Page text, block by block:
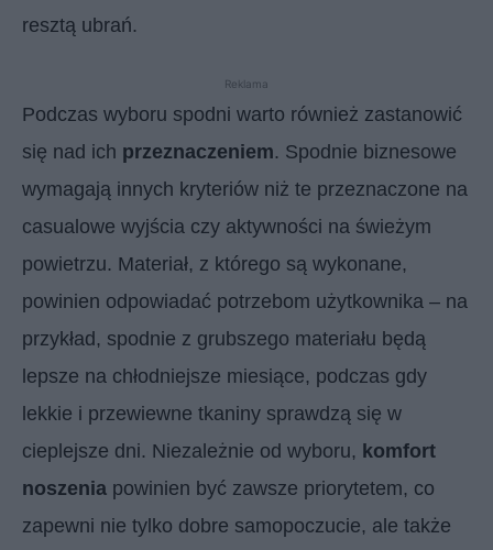
resztą ubrań.
Reklama
Podczas wyboru spodni warto również zastanowić
się nad ich przeznaczeniem. Spodnie biznesowe
wymagają innych kryteriów niż te przeznaczone na
casualowe wyjścia czy aktywności na świeżym
powietrzu. Materiał, z którego są wykonane,
powinien odpowiadać potrzebom użytkownika – na
przykład, spodnie z grubszego materiału będą
lepsze na chłodniejsze miesiące, podczas gdy
lekkie i przewiewne tkaniny sprawdzą się w
cieplejsze dni. Niezależnie od wyboru, komfort
noszenia powinien być zawsze priorytetem, co
zapewni nie tylko dobre samopoczucie, ale także